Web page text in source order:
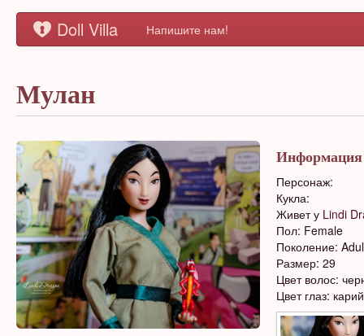
Doll Villa Напишите нам!
Мулан
Информация
Персонаж:
Кукла:
Живет у Lindi
Пол: Female
Поколение:
Размер: 29
Цвет волос:
Цвет глаз: карий